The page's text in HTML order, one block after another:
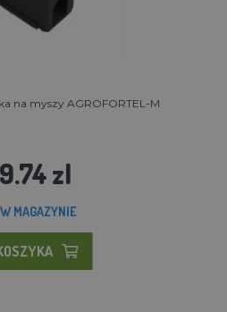
na myszy AGROFORTEL-M
zl
W MAGAZYNIE